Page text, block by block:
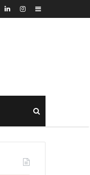
Sidebar